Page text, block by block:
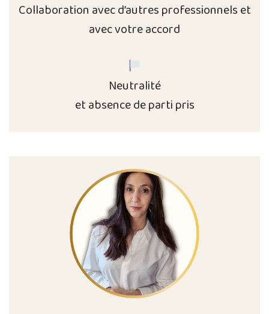
Collaboration avec d’autres professionnels et
avec votre accord
Neutralité
et absence de parti pris